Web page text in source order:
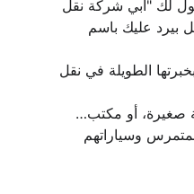
لك "أبي شركة نقل
بيرد عليك باسم
الطويلة في نقل
صغيرة، أو مكتب…
وسياراتهم